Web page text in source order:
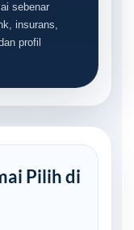
sebenar
insurans,
profil
Pilih di